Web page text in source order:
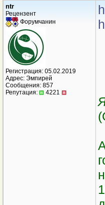
ntr
Рецензент
Форумчанин
Регистрация: 05.02.2019
Адрес: Эмпирей
Сообщения: 857
Репутация:
4221